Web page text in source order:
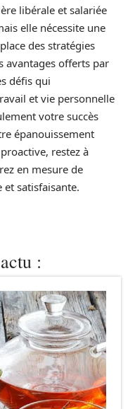
libérale et salariée
elle nécessite une
des stratégies
avantages offerts par
défis qui
et vie personnelle
votre succès
épanouissement
restez à
en mesure de
satisfaisante.
: